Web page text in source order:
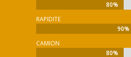
80%
80%
RAPIDITE
90%
90%
CAMION
80%
80%